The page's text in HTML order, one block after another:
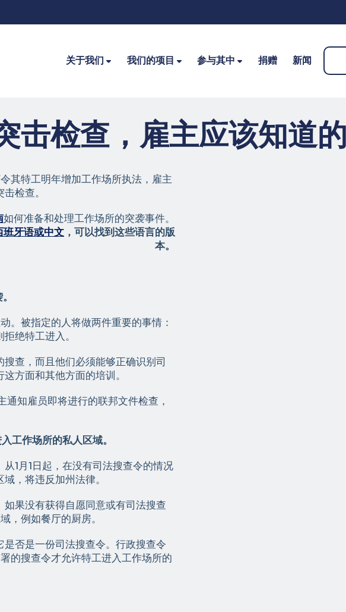
关于我们 我们的项目 参与其中 捐赠 新闻
击检查，雇主应该知道
其特工明年增加工作场所执法，雇主
检查。
如何准备和处理工作场所的突袭事件。
班牙语或中文 ，可以找到这些语言的版
本。
。被指定的人将做两件重要的事情：
绝特工进入。
查，而且他们必须能够正确识别司
方面和其他方面的培训。
知雇员即将进行的联邦文件检查，
工作场所的私人区域。
1月1日起，在没有司法搜查令的情况
，将违反加州法律。
果没有获得自愿同意或有司法搜查
，例如餐厅的厨房。
否是一份司法搜查令。行政搜查令
的搜查令才允许特工进入工作场所的